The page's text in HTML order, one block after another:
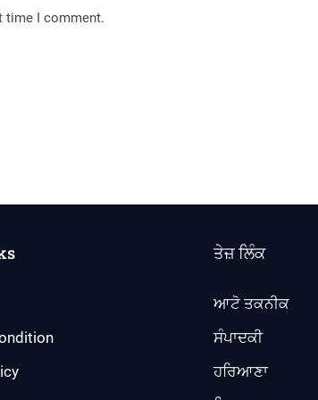
time I comment.
ਤੇਜ਼ ਲਿੰਕ
ਆਟੋ ਤਕਨੀਕ
ਸੰਪਾਦਕੀ
ਹਰਿਆਣਾ